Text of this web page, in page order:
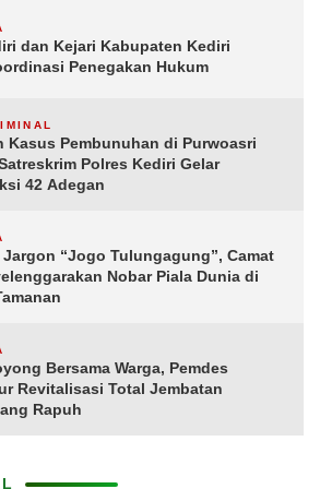
dan Kejari Kabupaten Kediri
Penegakan Hukum
Kasus Pembunuhan di Purwoasri
Polres Kediri Gelar
42 Adegan
“Jogo Tulungagung”, Camat
Nobar Piala Dunia di
Bersama Warga, Pemdes
Revitalisasi Total Jembatan
Rapuh